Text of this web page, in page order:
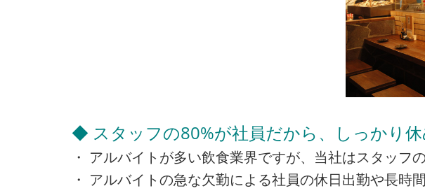
◆ スタッフの80%が社員だから、しっかり
・ アルバイトが多い飲食業界ですが、当社はスタッフ
・ アルバイトの急な欠勤による社員の休日出勤や長時